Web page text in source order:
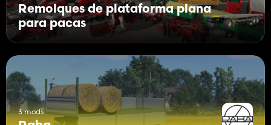
Remolques de plataforma plana
para pacas
3 mods